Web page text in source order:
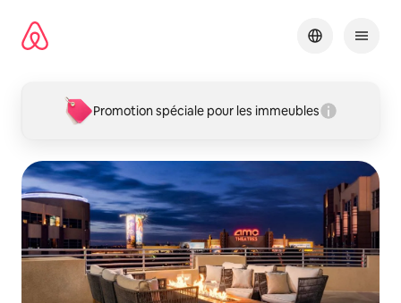
directement
Promotion spéciale pour les immeubles